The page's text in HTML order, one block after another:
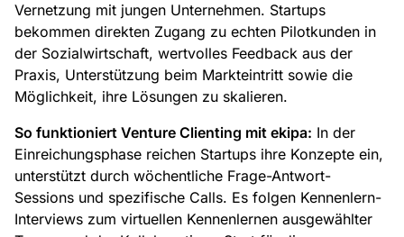
Vernetzung mit jungen Unternehmen. Startups
bekommen direkten Zugang zu echten Pilotkunden in
der Sozialwirtschaft, wertvolles Feedback aus der
Praxis, Unterstützung beim Markteintritt sowie die
Möglichkeit, ihre Lösungen zu skalieren.
So funktioniert Venture Clienting mit ekipa: In der
Einreichungsphase reichen Startups ihre Konzepte ein,
unterstützt durch wöchentliche Frage-Antwort-
Sessions und spezifische Calls. Es folgen Kennenlern-
Interviews zum virtuellen Kennenlernen ausgewählter